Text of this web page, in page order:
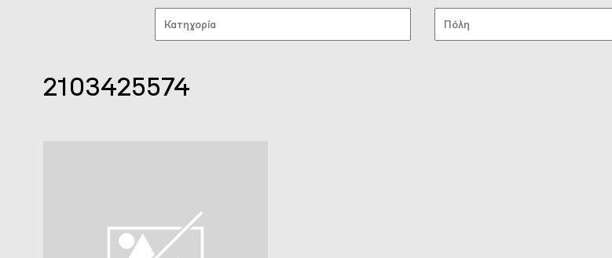
2103425574